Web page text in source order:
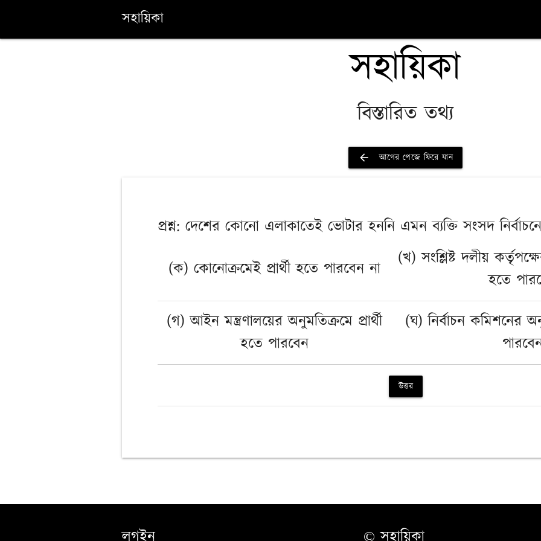
সহায়িকা
সহায়িকা
বিস্তারিত তথ্য
arrow_back আগের পেজে ফিরে যান
প্রশ্ন: দেশের কোনো এলাকাতেই ভোটার হননি এমন ব্যক্তি সংসদ
(ক) কোনোক্রমেই প্রার্থী হতে পারবেন না
(খ) সংশ্লিষ্ট দলীয়
হতে
(গ) আইন মন্ত্রণালয়ের অনুমতিক্রমে প্রার্থী
হতে পারবেন
(ঘ) নির্বাচন কমিশনের
উত্তর